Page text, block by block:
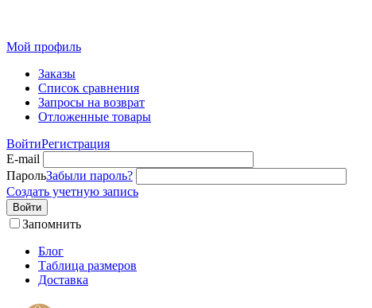
Мой профиль
Заказы
Список сравнения
Запросы на возврат
Отложенные товары
ВойтиРегистрация
E-mail
ПарольЗабыли пароль?
Создать учетную запись
Войти
Запомнить
Блог
Таблица размеров
Доставка